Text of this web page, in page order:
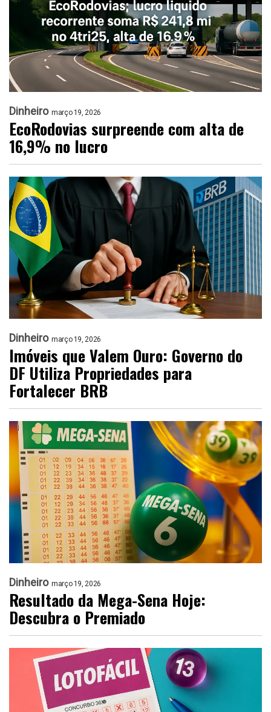
Dinheiro março 19, 2026
EcoRodovias surpreende com alta de
16,9% no lucro
Dinheiro março 19, 2026
Imóveis que Valem Ouro: Governo do
DF Utiliza Propriedades para
Fortalecer BRB
Dinheiro março 19, 2026
Resultado da Mega-Sena Hoje:
Descubra o Premiado